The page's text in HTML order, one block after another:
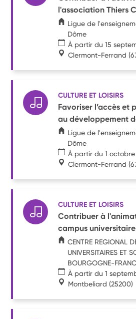
l'association Thiers
Ligue de
Dôme
À partir du 15
Clermont-Ferrand
CULTURE ET LOISIRS
Favoriser l’accès et
au développement
Ligue de
Dôme
À partir du 1 octobre
Clermont-Ferrand
CULTURE ET LOISIRS
Contribuer à
campus
CENTRE REGIONAL
UNIVERSITAIRES ET
BOURGOGNE-
À partir du 1
Montbeliard (25200)